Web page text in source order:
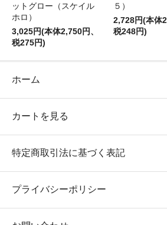
ットグロー（スケイル
ホロ）
3,025円(本体2,750円、
税275円)
５）
2,728円(本体
税248円)
ホーム
カートを見る
特定商取引法に基づく表記
プライバシーポリシー